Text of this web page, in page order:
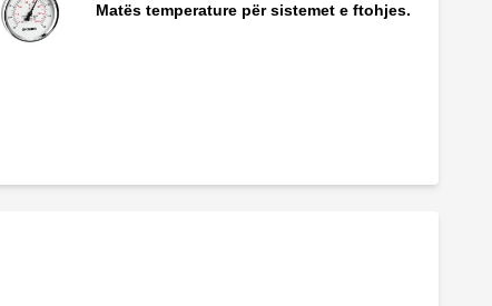
Matës temperature për sistemet e ftohjes.